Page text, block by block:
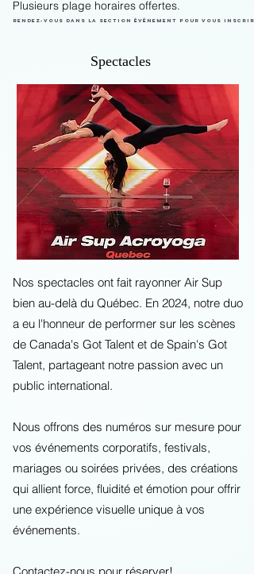
Plusieurs plage horaires offertes.
​Rendez-vous dans la section événement pour vous
Spectacles
Nos spectacles ont fait rayonner Air Sup
bien au-delà du Québec. En 2024, notre duo
a eu l'honneur de performer sur les scènes
de Canada's Got Talent et de Spain's Got
Talent, partageant notre passion avec un
public international.
Nous offrons des numéros sur mesure pour
vos événements corporatifs, festivals,
mariages ou soirées privées, des créations
qui allient force, fluidité et émotion pour offrir
une expérience visuelle unique à vos
événements.
Contactez-nous pour réserver!